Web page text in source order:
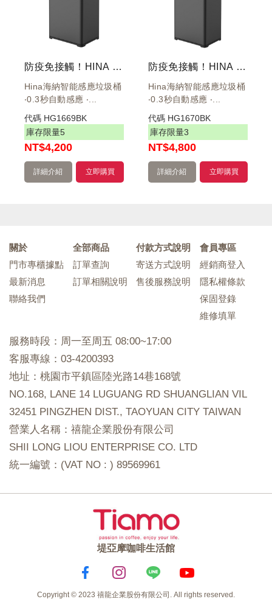
防疫免接觸！HINA 大容量智能環境桶 40L 黑 HN-ZS02-40B
Hina海納智能感應垃圾桶
‧0.3秒自動感應 ‧...
代碼 HG1669BK
庫存限量5
NT$4,200
立即購買
詳細介紹
防疫免接觸！HINA 大容量智能環境桶 50L 黑 HN-ZS02-50B
Hina海納智能感應垃圾桶
‧0.3秒自動感應 ‧...
代碼 HG1670BK
庫存限量3
NT$4,800
立即購買
詳細介紹
關於
門市專櫃據點
最新消息
聯絡我們
全部商品
訂單查詢
訂單相關說明
付款方式說明
寄送方式說明
售後服務說明
會員專區
經銷商登入
隱私權條款
保固登錄
維修填單
服務時段：周一至周五 08:00~17:00
客服專線：03-4200393
地址：桃園市平鎮區陸光路14巷168號
NO.168, LANE 14 LUGUANG RD SHUANGLIAN VIL
32451 PINGZHEN DIST., TAOYUAN CITY TAIWAN
營業人名稱：禧龍企業股份有限公司
SHII LONG LIOU ENTERPRISE CO. LTD
統一編號：(VAT NO : ) 89569961
堤亞摩咖啡生活館
Copyright © 2023 禧龍企業股份有限公司. All rights reserved.